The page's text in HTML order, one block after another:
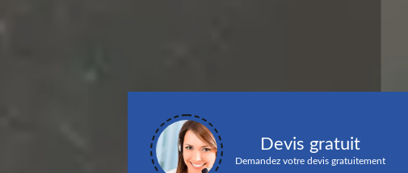
Devis gratuit
Demandez votre devis gratuitement